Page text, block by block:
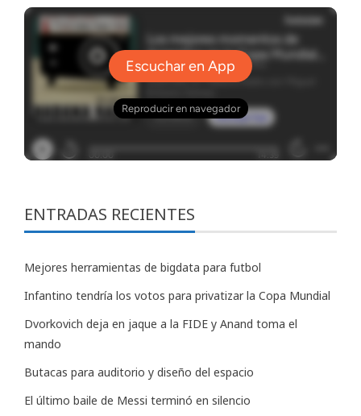
ENTRADAS RECIENTES
Mejores herramientas de bigdata para futbol
Infantino tendría los votos para privatizar la Copa Mundial
Dvorkovich deja en jaque a la FIDE y Anand toma el
mando
Butacas para auditorio y diseño del espacio
El último baile de Messi terminó en silencio